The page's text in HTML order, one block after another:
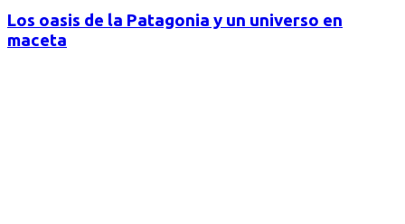
Los oasis de la Patagonia y un universo en
maceta